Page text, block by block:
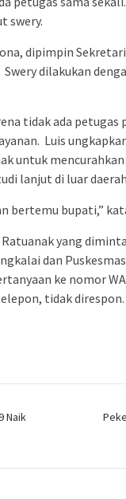
swery.
dipimpin
dilakukan
tidak ada petugas
Luis
untuk
lanjut di luar
bertemu bupati,”
yang
dan
ke nomor
tidak
Naik